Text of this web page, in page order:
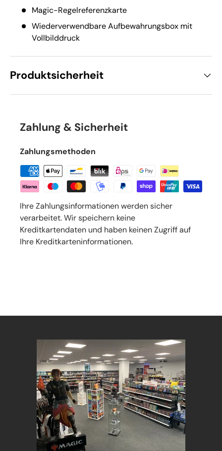
Magic-Regelreferenzkarte
Wiederverwendbare Aufbewahrungsbox mit
Vollbilddruck
Produktsicherheit
Zahlung & Sicherheit
Zahlungsmethoden
Ihre Zahlungsinformationen werden sicher
verarbeitet. Wir speichern keine
Kreditkartendaten und haben keinen Zugriff auf
Ihre Kreditkarteninformationen.